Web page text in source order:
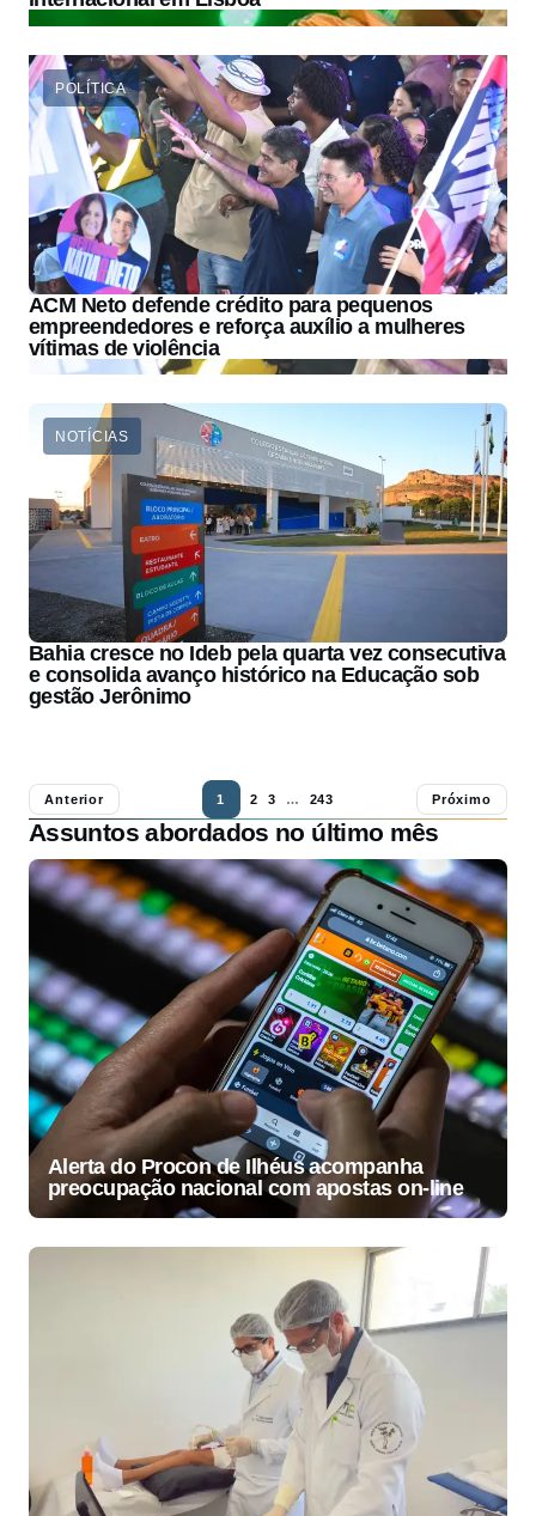
POLÍTICA
ACM Neto defende crédito para pequenos
empreendedores e reforça auxílio a mulheres
vítimas de violência
NOTÍCIAS
Bahia cresce no Ideb pela quarta vez consecutiva
e consolida avanço histórico na Educação sob
gestão Jerônimo
Anterior 1 2 3 … 243 Próximo
Assuntos abordados no último mês
Alerta do Procon de Ilhéus acompanha
preocupação nacional com apostas on-line